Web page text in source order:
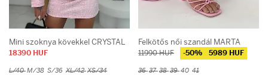
Mini szoknya kövekkel CRYSTAL
18390 HUF
L/40M/38 S/36 XL/42XS/34
Felkötős női szandál MARTA
11990 HUF -50% 5989 HUF
3637383940 41